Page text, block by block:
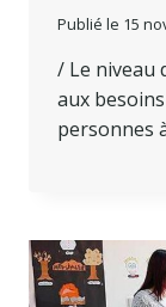
Publié le 15
/ Le niveau
aux
personnes